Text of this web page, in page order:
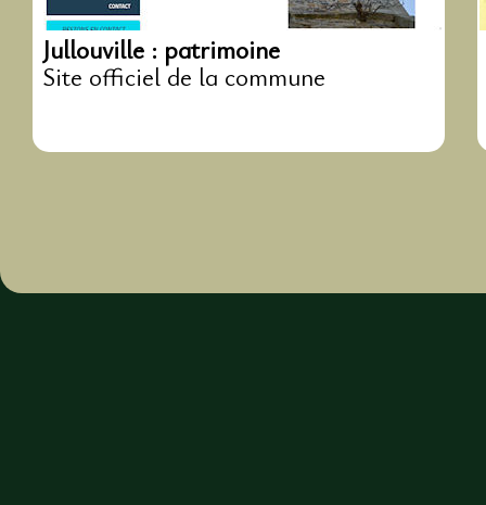
Jullouville : patrimoine
Site officiel de la commune